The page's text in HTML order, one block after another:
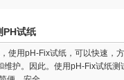
PH试纸
使用pH-Fix试纸，可以快速，
维护。因此。使用pH-Fix试纸